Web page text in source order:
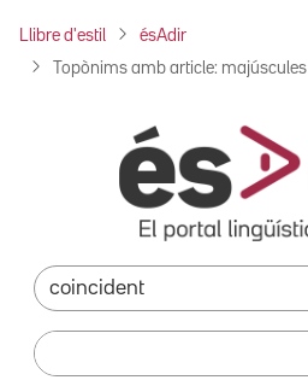
Llibre d'estil ésAdir
Topònims amb article: majúscules